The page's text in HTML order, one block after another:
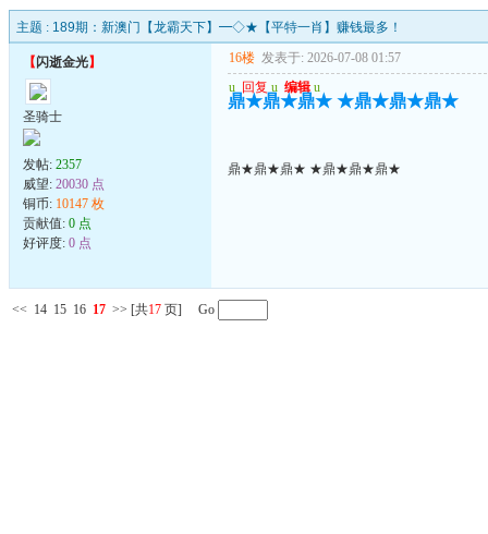
主题 : 189期：新澳门【龙霸天下】━◇★【平特一肖】赚钱最多！
【闪逝金光】
圣骑士
发帖: 2357
威望: 20030 点
铜币: 10147 枚
贡献值: 0 点
好评度: 0 点
16楼 发表于: 2026-07-08 01:57
u 回复 u 编辑 u
鼎★鼎★鼎★ ★鼎★鼎★鼎★
鼎★鼎★鼎★ ★鼎★鼎★鼎★
<< 14 15 16 17 >> [共17 页] Go